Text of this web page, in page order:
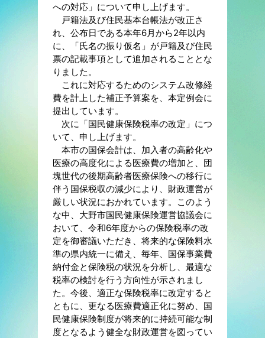
への対応」について申し上げます。
戸籍法及び住民基本台帳法が改正さ
れ、公布日である本年6月から2年以内
に、「氏名の振り仮名」が戸籍及び住民
票の記載事項として追加されることとな
りました。
これに対応するためのシステム改修経
費を計上した補正予算案を、本定例会に
提出しています。
次に「国民健康保険税率の改定」につ
いて、申し上げます。
本市の国保会計は、加入者の高齢化や
医療の高度化による医療費の増加と、団
塊世代の後期高齢者医療保険への移行に
伴う国保税収の減少により、財政運営が
厳しい状況におかれています。このよう
な中、大野市国民健康保険運営協議会に
おいて、令和6年度からの保険税率の改
定を御審議いただき、将来的な保険料水
準の県内統一に備え、毎年、国保事業費
納付金と保険税の状況を分析し、最適な
税率の検討を行う方向性が示されまし
た。今後、適正な保険税率に改定すると
ともに、更なる医療費適正化に努め、国
民健康保険制度が将来的に持続可能な制
度となるよう健全な財政運営を図ってい